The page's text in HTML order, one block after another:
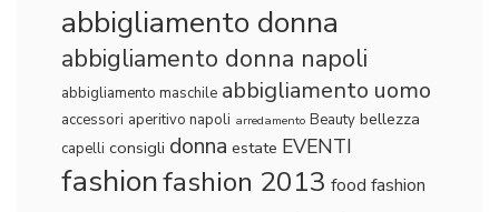
abbigliamento donna
abbigliamento donna napoli
abbigliamento maschile abbigliamento uomo
accessori aperitivo napoli arredamento Beauty bellezza
capelli consigli donna estate EVENTI
fashionfashion 2013 food fashion